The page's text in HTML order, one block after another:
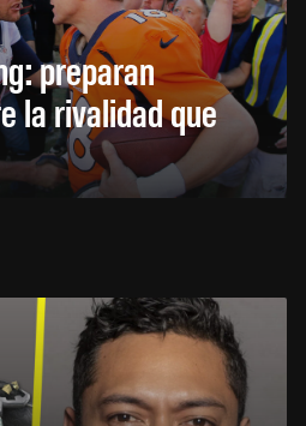
preparan
la rivalidad que